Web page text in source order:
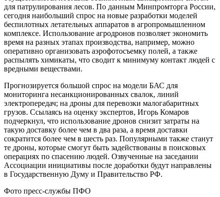
для патрулирования лесов. По данным Минпромторга России,
сегодня наибольший спрос на новые разработки моделей
беспилотных летательных аппаратов в агропромышленном
комплексе. Использование агродронов позволяет экономить
время на разных этапах производства, например, можно
оперативно организовать аэрофотосъемку полей, а также
распылять химикаты, что сводит к минимуму контакт людей с
вредными веществами.
Прогнозируется большой спрос на модели БАС для
мониторинга несанкционированных свалок, линий
электропередач; на дроны для перевозки малогабаритных
грузов. Ссылаясь на оценку экспертов, Игорь Комаров
подчеркнул, что использование дронов снизит затраты на
такую доставку более чем в два раза, а время доставки
сократится более чем в шесть раз. Популярными также станут
те дроны, которые смогут быть задействованы в поисковых
операциях по спасению людей. Озвученные на заседании
Ассоциации инициативы после доработки будут направлены
в Государственную Думу и Правительство РФ.
Фото пресс-службы ПФО